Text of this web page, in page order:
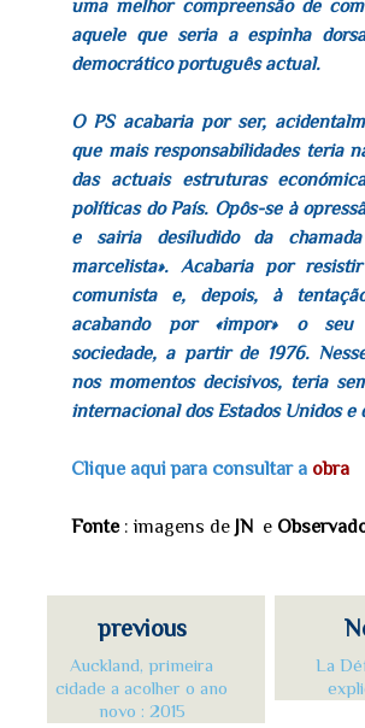
uma melhor compreensão de
aquele que seria a espinha
democrático português actual.
O PS acabaria por ser,
que mais responsabilidades teria
das actuais estruturas
políticas do País. Opôs-se à
e sairia desiludido da chamada
marcelista». Acabaria por
comunista e, depois, à
acabando por «impor» o seu
sociedade, a partir de 1976.
nos momentos decisivos, teria
internacional dos Estados Unidos e
Clique aqui para consultar a obra
Fonte: imagens de JN e
La
previous
Auckland, primeira
cidade a acolher o ano
novo : 2015